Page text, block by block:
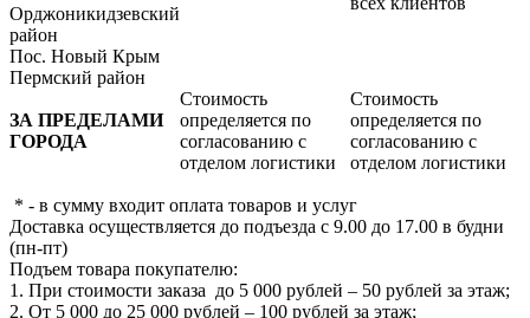
Орджоникидзевский
район
Пос. Новый Крым
Пермский район
ЗА ПРЕДЕЛАМИ
ГОРОДА
Стоимость
определяется по
согласованию с
отделом логистики
Стоимость
определяется по
согласованию с
отделом логистики
* - в сумму входит оплата товаров и услуг
Доставка осуществляется до подъезда с 9.00 до 17.00 в будни
(пн-пт)
Подъем товара покупателю:
1. При стоимости заказа до 5 000 рублей – 50 рублей за этаж;
2. От 5 000 до 25 000 рублей – 100 рублей за этаж;